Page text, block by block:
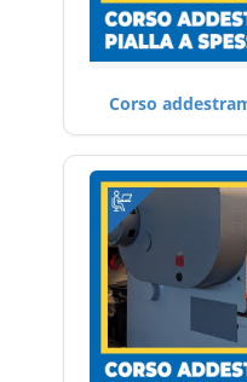
Corso